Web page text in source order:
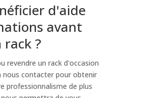
d'aide
avant
?
revendre un rack d'occasion
nous contacter pour obtenir
professionnalisme de plus